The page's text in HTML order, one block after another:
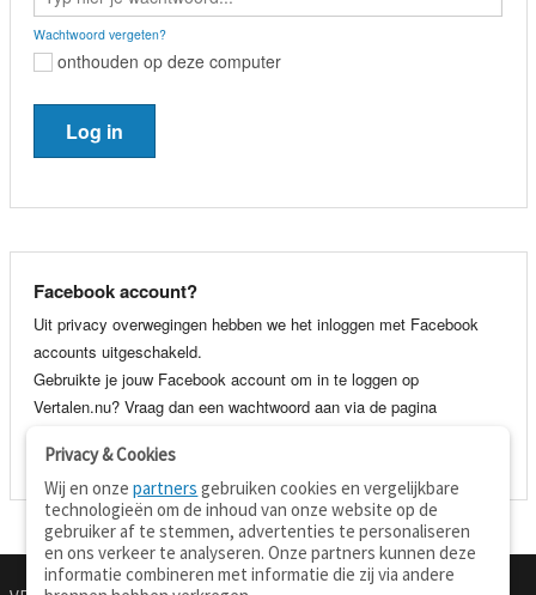
Wachtwoord vergeten?
onthouden op deze computer
Facebook account?
Uit privacy overwegingen hebben we het inloggen met Facebook
accounts uitgeschakeld.
Gebruikte je jouw Facebook account om in te loggen op
Vertalen.nu? Vraag dan een wachtwoord aan via de pagina
je e-mail adres en wachtwoord.
Privacy & Cookies
Wij en onzepartners gebruiken cookies en vergelijkbare
technologieën om de inhoud van onze website op de
gebruiker af te stemmen, advertenties te personaliseren
en ons verkeer te analyseren. Onze partners kunnen deze
informatie combineren met informatie die zij via andere